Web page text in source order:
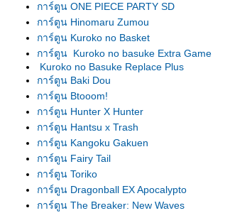
การ์ตูน ONE PIECE PARTY SD
การ์ตูน Hinomaru Zumou
การ์ตูน Kuroko no Basket
การ์ตูน Kuroko no basuke Extra Game
Kuroko no Basuke Replace Plus
การ์ตูน Baki Dou
การ์ตูน Btooom!
การ์ตูน Hunter X Hunter
การ์ตูน Hantsu x Trash
การ์ตูน Kangoku Gakuen
การ์ตูน Fairy Tail
การ์ตูน Toriko
การ์ตูน Dragonball EX Apocalypto
การ์ตูน The Breaker: New Waves